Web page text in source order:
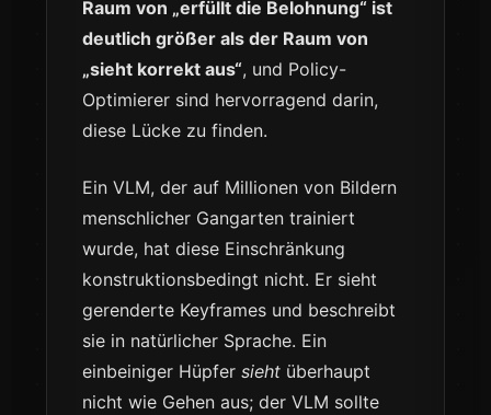
Raum von „erfüllt die Belohnung“ ist
deutlich größer als der Raum von
„sieht korrekt aus“, und Policy-
Optimierer sind hervorragend darin,
diese Lücke zu finden.
Ein VLM, der auf Millionen von Bildern
menschlicher Gangarten trainiert
wurde, hat diese Einschränkung
konstruktionsbedingt nicht. Er sieht
gerenderte Keyframes und beschreibt
sie in natürlicher Sprache. Ein
einbeiniger Hüpfer sieht überhaupt
nicht wie Gehen aus; der VLM sollte